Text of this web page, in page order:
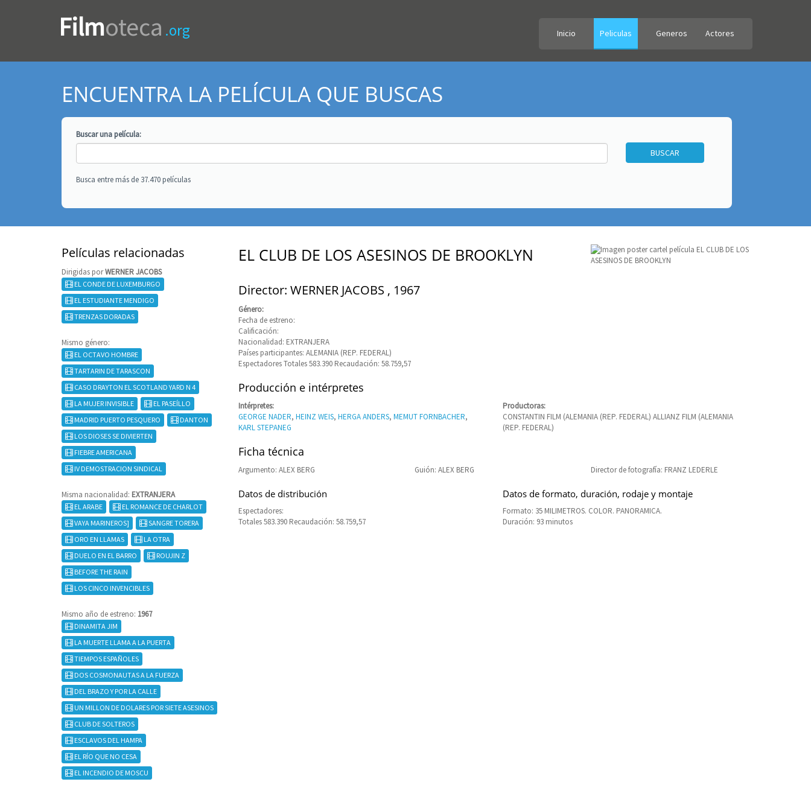
Filmoteca .org Inicio Peliculas Generos Actores
ENCUENTRA LA PELÍCULA QUE BUSCAS
Buscar unapelícula:
Busca entre más de 37.470 películas
Películas relacionadas
Dirigidas porWERNER JACOBS
EL CONDE DE LUXEMBURGO
EL ESTUDIANTE MENDIGO
TRENZAS DORADAS
Mismo género:
EL OCTAVO HOMBRE
TARTARIN DE TARASCON
CASO DRAYTON EL SCOTLAND YARD N 4
LA MUJER INVISIBLE
EL PASEÍLLO
MADRID PUERTO PESQUERO
DANTON
LOS DIOSES SE DIVIERTEN
FIEBRE AMERICANA
IV DEMOSTRACION SINDICAL
Misma nacionalidad: EXTRANJERA
EL ARABE
EL ROMANCE DE CHARLOT
VAYA MARINEROS]
SANGRE TORERA
ORO EN LLAMAS
LA OTRA
DUELO EN EL BARRO
ROUJIN Z
BEFORE THE RAIN
LOS CINCO INVENCIBLES
Mismo año de estreno: 1967
DINAMITA JIM
LA MUERTE LLAMA A LA PUERTA
TIEMPOS ESPAÑOLES
DOS COSMONAUTAS A LA FUERZA
DEL BRAZO Y POR LA CALLE
UN MILLON DE DOLARES POR SIETE ASESINOS
CLUB DE SOLTEROS
ESCLAVOS DEL HAMPA
EL RÍO QUE NO CESA
EL INCENDIO DE MOSCU
EL CLUB DE LOS ASESINOS DE BROOKLYN
Director: WERNER JACOBS , 1967
Género:
Fecha de estreno:
Calificación:
Nacionalidad: EXTRANJERA
Países participantes: ALEMANIA (REP. FEDERAL)
Espectadores Totales 583.390 Recaudación: 58.759,57
Producción e intérpretes
Intérpretes:
GEORGE NADER, HEINZ WEIS, HERGA ANDERS, MEMUT FORNBACHER,
KARL STEPANEG
Productoras:
CONSTANTIN FILM (ALEMANIA (REP. FEDERAL) ALLIANZ FILM (ALEMANIA
(REP. FEDERAL)
Ficha técnica
Argumento: ALEX BERG Guión: ALEX BERG Director de fotografía: FRANZ LEDERLE
Datos de distribución
Espectadores:
Totales 583.390 Recaudación: 58.759,57
Datos de formato, duración, rodaje y montaje
Formato: 35 MILIMETROS. COLOR. PANORAMICA.
Duración: 93 minutos